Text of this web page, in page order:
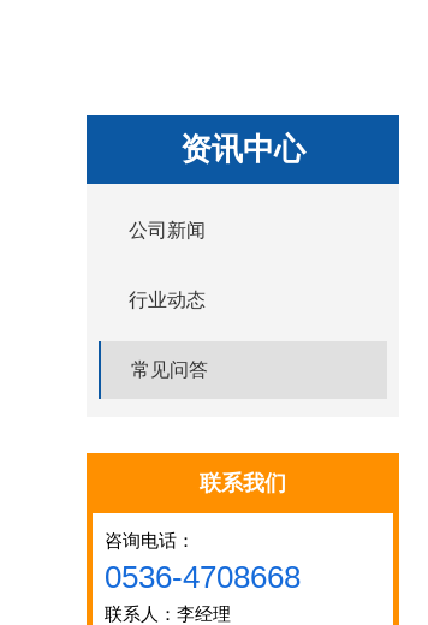
资讯中心
公司新闻
行业动态
常见问答
联系我们
咨询电话：
0536-4708668
联系人：李经理